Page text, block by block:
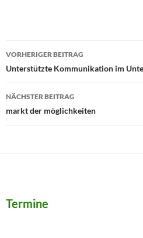
Beitragsnavigation
VORHERIGER BEITRAG
Unterstützte Kommunikation im
NÄCHSTER BEITRAG
markt der möglichkeiten
Termine